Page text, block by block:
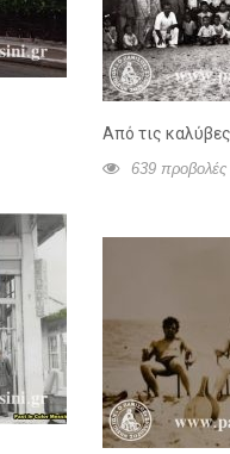
Από τις
639 προβολές